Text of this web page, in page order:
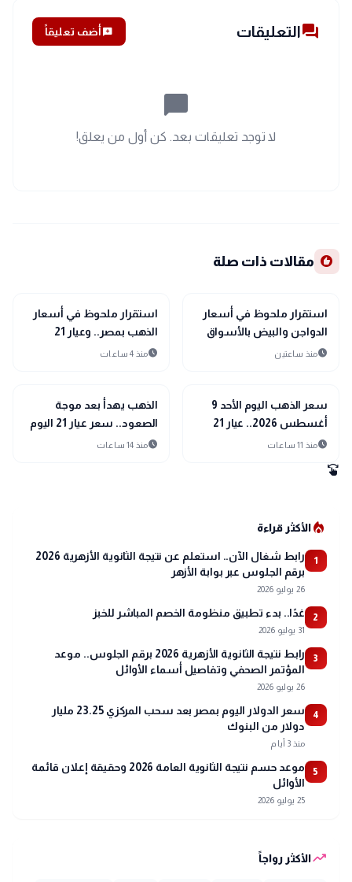
forumالتعليقات add_commentأضف تعليقاً
chat_bubble_outline
لا توجد تعليقات بعد. كن أول من يعلق!
recommend مقالات ذات صلة
trending_up
اقتصاد
استقرار ملحوظ في أسعار
الدواجن والبيض بالأسواق
scheduleمنذ ساعتين
trending_up
اقتصاد
استقرار ملحوظ في أسعار
الذهب بمصر.. وعيار 21
يسجل رقماً جديداً بالصاغة
scheduleمنذ 4 ساعات
trending_up
اقتصاد
سعر الذهب اليوم الأحد 9
أغسطس 2026.. عيار 21
يفاجئ الأسواق
scheduleمنذ 11 ساعات
trending_up
اقتصاد
الذهب يهدأ بعد موجة
الصعود.. سعر عيار 21 اليوم
السبت 8 أغسطس 2026
scheduleمنذ 14 ساعات
swipe
local_fire_departmentالأكثر قراءة
1
رابط شغال الآن.. استعلم عن نتيجة الثانوية الأزهرية 2026
برقم الجلوس عبر بوابة الأزهر
26 يوليو 2026
2 غدًا.. بدء تطبيق منظومة الخصم المباشر للخبز
31 يوليو 2026
3
رابط نتيجة الثانوية الأزهرية 2026 برقم الجلوس.. موعد
المؤتمر الصحفي وتفاصيل أسماء الأوائل
26 يوليو 2026
4
سعر الدولار اليوم بمصر بعد سحب المركزي 23.25 مليار
دولار من البنوك
منذ 3 أيام
5
موعد حسم نتيجة الثانوية العامة 2026 وحقيقة إعلان قائمة
الأوائل
25 يوليو 2026
trending_upالأكثر رواجاً